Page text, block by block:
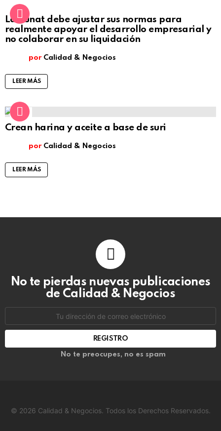
La Sunat debe ajustar sus normas para
realmente apoyar el desarrollo empresarial y
no colaborar en su liquidación
por Calidad & Negocios
LEER MÁS
Comentarios
Crean harina y aceite a base de suri
por Calidad & Negocios
LEER MÁS
No te pierdas nuevas publicaciones
de Calidad & Negocios
correo
No te preocupes, no es spam
© 2026 Calidad & Negocios. Todos los Derechos Reservados.